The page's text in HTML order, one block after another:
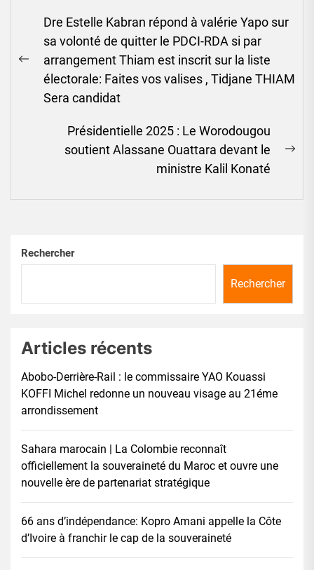
l’article
Previous
post:
Dre Estelle Kabran répond à valérie Yapo sur
sa volonté de quitter le PDCI-RDA si par
arrangement Thiam est inscrit sur la liste
électorale: Faites vos valises , Tidjane THIAM
Sera candidat
Présidentielle 2025 : Le Worodougou
soutient Alassane Ouattara devant le
ministre Kalil Konaté
Rechercher
Rechercher
Articles récents
Abobo-Derrière-Rail : le commissaire YAO Kouassi
KOFFI Michel redonne un nouveau visage au 21éme
arrondissement
Sahara marocain | La Colombie reconnaît
officiellement la souveraineté du Maroc et ouvre une
nouvelle ère de partenariat stratégique
66 ans d’indépendance: Kopro Amani appelle la Côte
d’Ivoire à franchir le cap de la souveraineté